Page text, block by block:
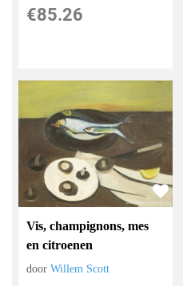
€85.26
Vis, champignons, mes
en citroenen
doorWillem Scott